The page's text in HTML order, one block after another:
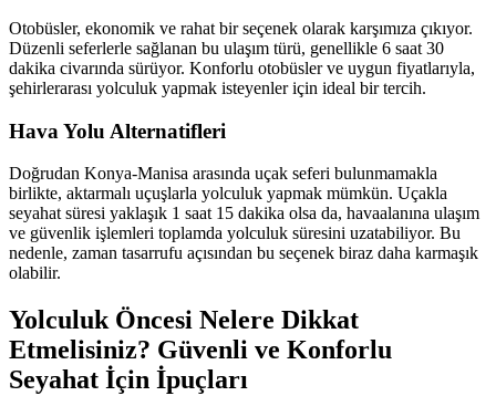
Otobüsler, ekonomik ve rahat bir seçenek olarak karşımıza çıkıyor.
Düzenli seferlerle sağlanan bu ulaşım türü, genellikle 6 saat 30
dakika civarında sürüyor. Konforlu otobüsler ve uygun fiyatlarıyla,
şehirlerarası yolculuk yapmak isteyenler için ideal bir tercih.
Hava Yolu Alternatifleri
Doğrudan Konya-Manisa arasında uçak seferi bulunmamakla
birlikte, aktarmalı uçuşlarla yolculuk yapmak mümkün. Uçakla
seyahat süresi yaklaşık 1 saat 15 dakika olsa da, havaalanına ulaşım
ve güvenlik işlemleri toplamda yolculuk süresini uzatabiliyor. Bu
nedenle, zaman tasarrufu açısından bu seçenek biraz daha karmaşık
olabilir.
Yolculuk Öncesi Nelere Dikkat
Etmelisiniz? Güvenli ve Konforlu
Seyahat İçin İpuçları